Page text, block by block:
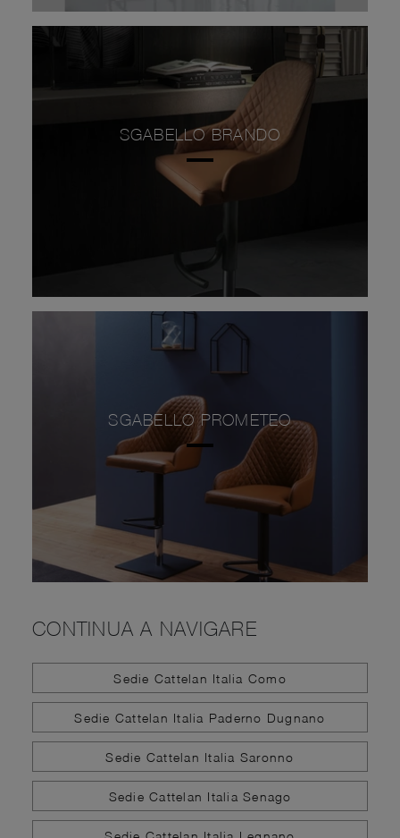
SGABELLO BRANDO
SGABELLO PROMETEO
CONTINUA A NAVIGARE
Sedie Cattelan Italia Como
Sedie Cattelan Italia Paderno Dugnano
Sedie Cattelan Italia Saronno
Sedie Cattelan Italia Senago